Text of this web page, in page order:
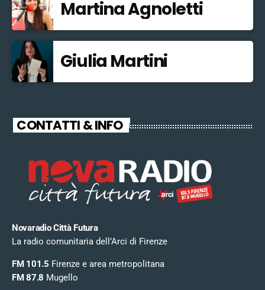
Martina Agnoletti
Giulia Martini
CONTATTI & INFO
Novaradio Città Futura
La radio comunitaria dell’Arci di Firenze
FM 101.5 Firenze e area metropolitana
FM 87.8 Mugello